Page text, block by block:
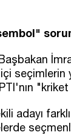
seçimlerin
adayı